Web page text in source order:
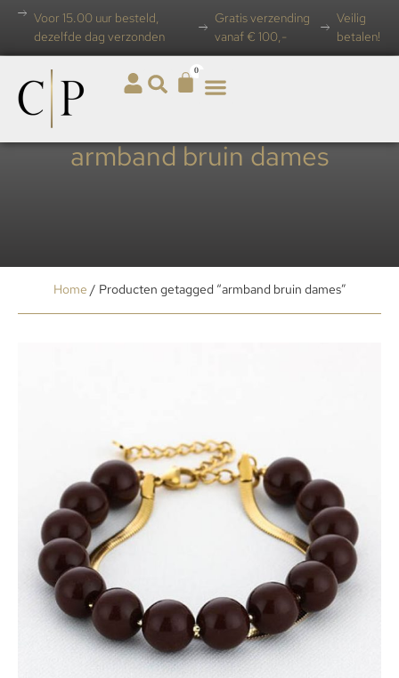
Voor 15.00 uur besteld,
dezelfde dag verzonden
Gratis verzending
vanaf € 100,-
Veilig
betalen!
0
armband bruin dames
Home / Producten getagged “armband bruin dames”